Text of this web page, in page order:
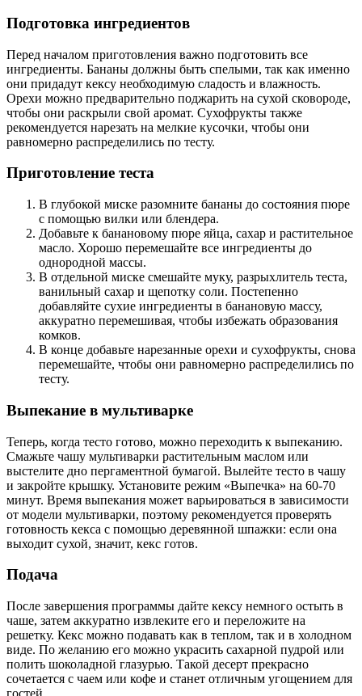
Подготовка ингредиентов
Перед началом приготовления важно подготовить все
ингредиенты. Бананы должны быть спелыми, так как именно
они придадут кексу необходимую сладость и влажность.
Орехи можно предварительно поджарить на сухой сковороде,
чтобы они раскрыли свой аромат. Сухофрукты также
рекомендуется нарезать на мелкие кусочки, чтобы они
равномерно распределились по тесту.
Приготовление теста
В глубокой миске разомните бананы до состояния пюре
с помощью вилки или блендера.
Добавьте к банановому пюре яйца, сахар и растительное
масло. Хорошо перемешайте все ингредиенты до
однородной массы.
В отдельной миске смешайте муку, разрыхлитель теста,
ванильный сахар и щепотку соли. Постепенно
добавляйте сухие ингредиенты в банановую массу,
аккуратно перемешивая, чтобы избежать образования
комков.
В конце добавьте нарезанные орехи и сухофрукты, снова
перемешайте, чтобы они равномерно распределились по
тесту.
Выпекание в мультиварке
Теперь, когда тесто готово, можно переходить к выпеканию.
Смажьте чашу мультиварки растительным маслом или
выстелите дно пергаментной бумагой. Вылейте тесто в чашу
и закройте крышку. Установите режим «Выпечка» на 60-70
минут. Время выпекания может варьироваться в зависимости
от модели мультиварки, поэтому рекомендуется проверять
готовность кекса с помощью деревянной шпажки: если она
выходит сухой, значит, кекс готов.
Подача
После завершения программы дайте кексу немного остыть в
чаше, затем аккуратно извлеките его и переложите на
решетку. Кекс можно подавать как в теплом, так и в холодном
виде. По желанию его можно украсить сахарной пудрой или
полить шоколадной глазурью. Такой десерт прекрасно
сочетается с чаем или кофе и станет отличным угощением для
гостей.